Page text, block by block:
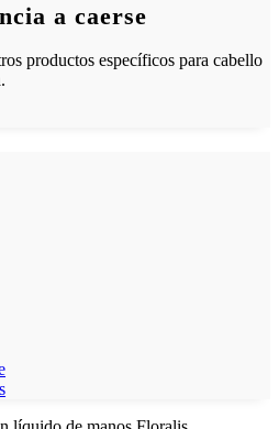
a caerse
productos específicos para cabello